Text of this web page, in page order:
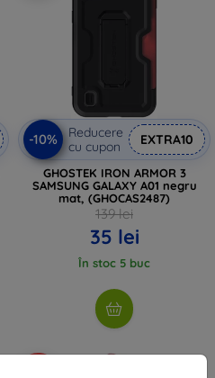
-10%
Reducere
cu cupon
EXTRA10
GHOSTEK IRON ARMOR 3
SAMSUNG GALAXY A01 negru
mat, (GHOCAS2487)
139 lei
35 lei
În stoc 5 buc